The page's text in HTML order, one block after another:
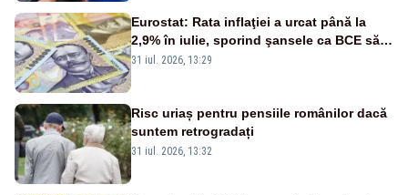
Eurostat: Rata inflaţiei a urcat până la
2,9% în iulie, sporind şansele ca BCE să
majoreze dobânda
31 iul. 2026, 13:29
Risc uriaș pentru pensiile românilor dacă
suntem retrogradați
31 iul. 2026, 13:32